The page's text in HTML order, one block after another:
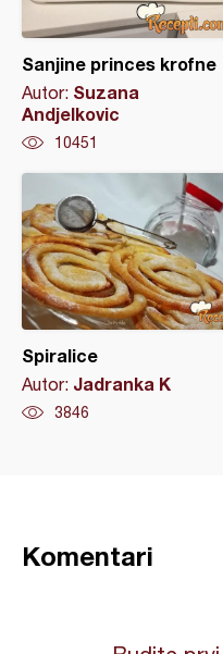
Sanjine princes krofne
Autor: Suzana
Andjelkovic
10451
Spiralice
Autor: Jadranka K
3846
Komentari